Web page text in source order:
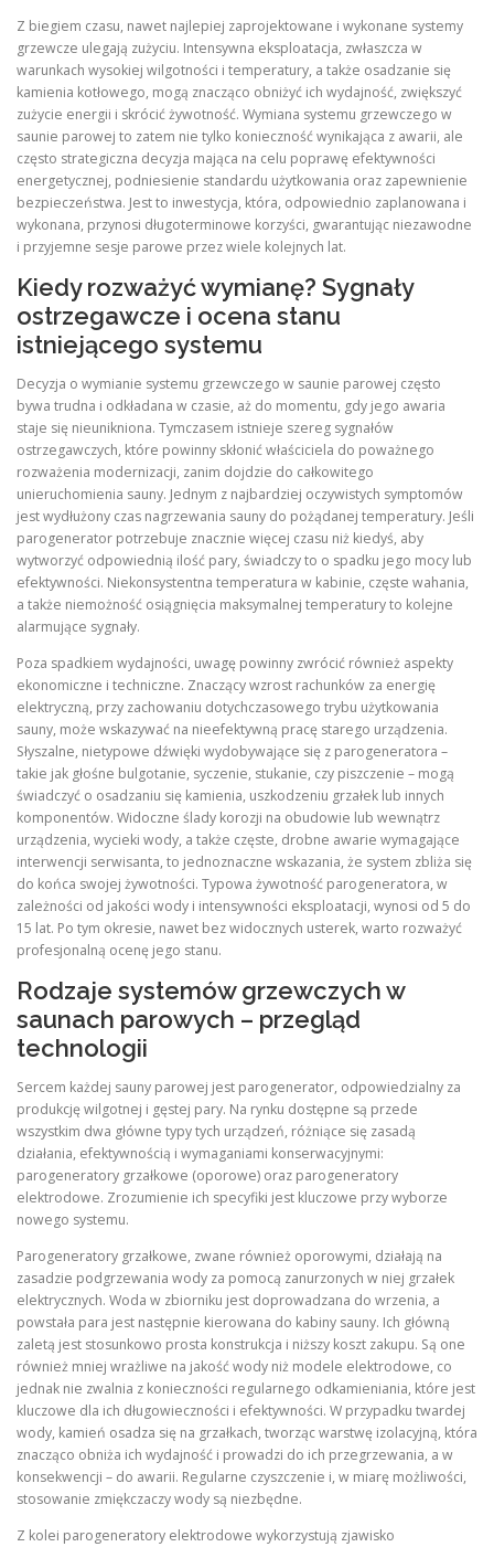
Z biegiem czasu, nawet najlepiej zaprojektowane i wykonane systemy
grzewcze ulegają zużyciu. Intensywna eksploatacja, zwłaszcza w
warunkach wysokiej wilgotności i temperatury, a także osadzanie się
kamienia kotłowego, mogą znacząco obniżyć ich wydajność, zwiększyć
zużycie energii i skrócić żywotność. Wymiana systemu grzewczego w
saunie parowej to zatem nie tylko konieczność wynikająca z awarii, ale
często strategiczna decyzja mająca na celu poprawę efektywności
energetycznej, podniesienie standardu użytkowania oraz zapewnienie
bezpieczeństwa. Jest to inwestycja, która, odpowiednio zaplanowana i
wykonana, przynosi długoterminowe korzyści, gwarantując niezawodne
i przyjemne sesje parowe przez wiele kolejnych lat.
Kiedy rozważyć wymianę? Sygnały
ostrzegawcze i ocena stanu
istniejącego systemu
Decyzja o wymianie systemu grzewczego w saunie parowej często
bywa trudna i odkładana w czasie, aż do momentu, gdy jego awaria
staje się nieunikniona. Tymczasem istnieje szereg sygnałów
ostrzegawczych, które powinny skłonić właściciela do poważnego
rozważenia modernizacji, zanim dojdzie do całkowitego
unieruchomienia sauny. Jednym z najbardziej oczywistych symptomów
jest wydłużony czas nagrzewania sauny do pożądanej temperatury. Jeśli
parogenerator potrzebuje znacznie więcej czasu niż kiedyś, aby
wytworzyć odpowiednią ilość pary, świadczy to o spadku jego mocy lub
efektywności. Niekonsystentna temperatura w kabinie, częste wahania,
a także niemożność osiągnięcia maksymalnej temperatury to kolejne
alarmujące sygnały.
Poza spadkiem wydajności, uwagę powinny zwrócić również aspekty
ekonomiczne i techniczne. Znaczący wzrost rachunków za energię
elektryczną, przy zachowaniu dotychczasowego trybu użytkowania
sauny, może wskazywać na nieefektywną pracę starego urządzenia.
Słyszalne, nietypowe dźwięki wydobywające się z parogeneratora –
takie jak głośne bulgotanie, syczenie, stukanie, czy piszczenie – mogą
świadczyć o osadzaniu się kamienia, uszkodzeniu grzałek lub innych
komponentów. Widoczne ślady korozji na obudowie lub wewnątrz
urządzenia, wycieki wody, a także częste, drobne awarie wymagające
interwencji serwisanta, to jednoznaczne wskazania, że system zbliża się
do końca swojej żywotności. Typowa żywotność parogeneratora, w
zależności od jakości wody i intensywności eksploatacji, wynosi od 5 do
15 lat. Po tym okresie, nawet bez widocznych usterek, warto rozważyć
profesjonalną ocenę jego stanu.
Rodzaje systemów grzewczych w
saunach parowych – przegląd
technologii
Sercem każdej sauny parowej jest parogenerator, odpowiedzialny za
produkcję wilgotnej i gęstej pary. Na rynku dostępne są przede
wszystkim dwa główne typy tych urządzeń, różniące się zasadą
działania, efektywnością i wymaganiami konserwacyjnymi:
parogeneratory grzałkowe (oporowe) oraz parogeneratory
elektrodowe. Zrozumienie ich specyfiki jest kluczowe przy wyborze
nowego systemu.
Parogeneratory grzałkowe, zwane również oporowymi, działają na
zasadzie podgrzewania wody za pomocą zanurzonych w niej grzałek
elektrycznych. Woda w zbiorniku jest doprowadzana do wrzenia, a
powstała para jest następnie kierowana do kabiny sauny. Ich główną
zaletą jest stosunkowo prosta konstrukcja i niższy koszt zakupu. Są one
również mniej wrażliwe na jakość wody niż modele elektrodowe, co
jednak nie zwalnia z konieczności regularnego odkamieniania, które jest
kluczowe dla ich długowieczności i efektywności. W przypadku twardej
wody, kamień osadza się na grzałkach, tworząc warstwę izolacyjną, która
znacząco obniża ich wydajność i prowadzi do ich przegrzewania, a w
konsekwencji – do awarii. Regularne czyszczenie i, w miarę możliwości,
stosowanie zmiękczaczy wody są niezbędne.
Z kolei parogeneratory elektrodowe wykorzystują zjawisko